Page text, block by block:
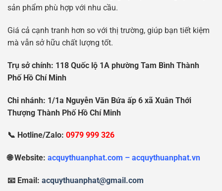
sản phẩm phù hợp với nhu cầu.
Giá cả cạnh tranh hơn so với thị trường, giúp bạn tiết kiệm
mà vẫn sở hữu chất lượng tốt.
Trụ sởchính: 118 Quốc lộ 1A phường Tam Bình Thành
PhốHồ Chí Minh
Chi nhánh: 1/1a Nguyễn Văn Bứa ấp 6 xã Xuân Thới
Thượng Thành PhốHồ Chí Minh
📞 Hotline/Zalo: 0979 999 326
🌐 Website: acquythuanphat.com – acquythuanphat.vn
📧 Email: acquythuanphat@gmail.com